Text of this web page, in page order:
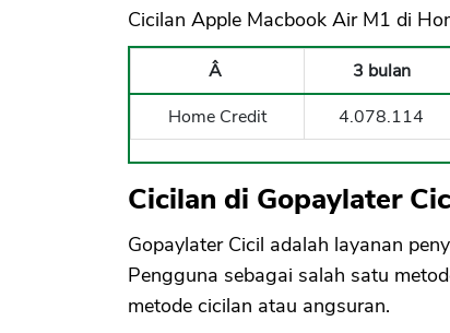
Cicilan Apple Macbook Air M1 di
Â 3 bulan
Home Credit
4.078.114
Cicilan di Gopaylater
Gopaylater Cicil adalah layanan
Pengguna sebagai salah satu
metode cicilan atau angsuran.